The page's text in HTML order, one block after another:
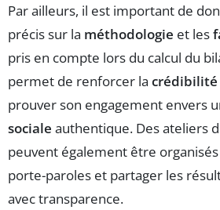
Par ailleurs, il est important de
précis sur la méthodologie et les
pris en compte lors du calcul du
permet de renforcer la crédibilité
prouver son engagement envers
sociale authentique. Des ateliers
peuvent également être
porte-paroles et partager les
avec transparence.